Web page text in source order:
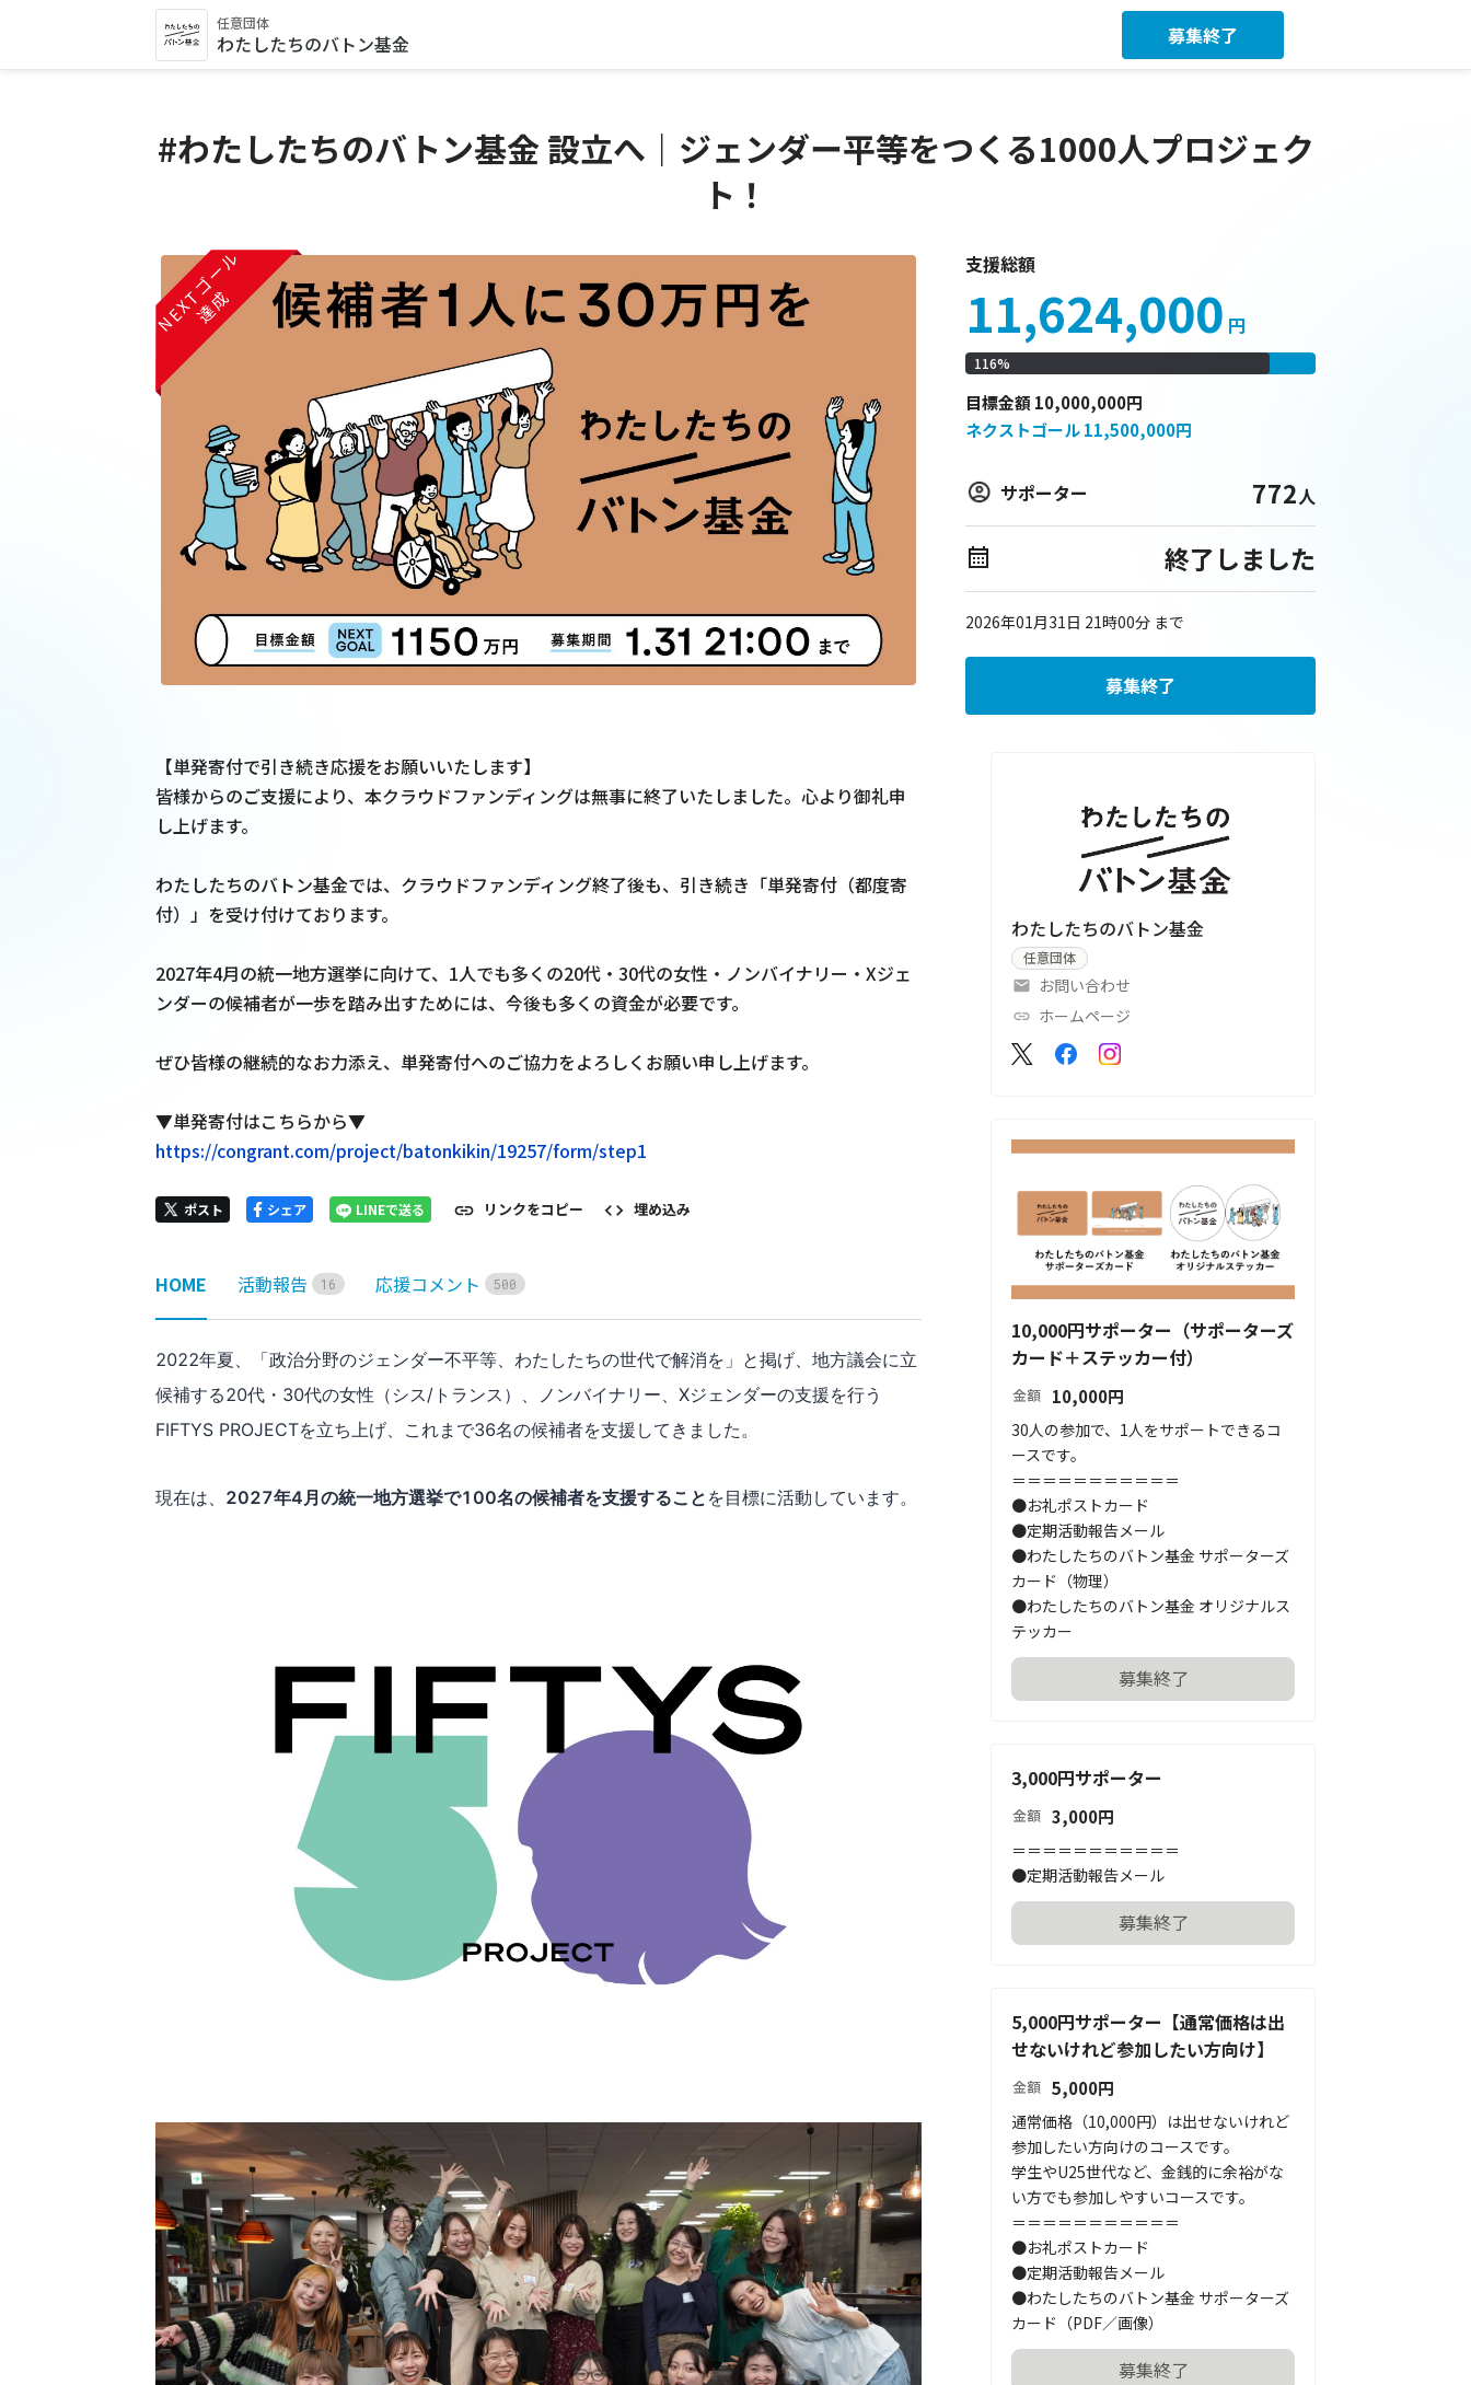
任意団体
わたしたちのバトン基金 募集終了
#わたしたちのバトン基金 設立へ｜ジェンダー平等をつくる1000人プロジェク
ト！
NEXTゴール
達成
支援総額
11,624,000 円
116%
目標金額 10,000,000円
ネクストゴール11,500,000円
サポーター 772人
終了しました
2026年01月31日 21時00分まで
募集終了
【単発寄付で引き続き応援をお願いいたします】
皆様からのご支援により、本クラウドファンディングは無事に終了いたしました。心より御礼申
し上げます。
わたしたちのバトン基金では、クラウドファンディング終了後も、引き続き「単発寄付（都度寄
付）」を受け付けております。
2027年4月の統一地方選挙に向けて、1人でも多くの20代・30代の女性・ノンバイナリー・Xジェ
ンダーの候補者が一歩を踏み出すためには、今後も多くの資金が必要です。
ぜひ皆様の継続的なお力添え、単発寄付へのご協力をよろしくお願い申し上げます。
https://congrant.com/project/batonkikin/19257/form/step1
ポスト シェア LINEで送る リンクをコピー 埋め込み
HOME 活動報告 1 6 応援コメント 500
2022年夏、「政治分野のジェンダー不平等、わたしたちの世代で解消を」と掲げ、地方議会に立
候補する20代・30代の女性（シス/トランス）、ノンバイナリー、Xジェンダーの支援を行う
FIFTYS PROJECTを立ち上げ、これまで36名の候補者を支援してきました。
現在は、 2027年4月の統一地方選挙で100名の候補者を支援すること を目標に活動しています。
わたしたちのバトン基金
任意団体
お問い合わせ
ホームページ
10,000円サポーター（サポーターズ
カード＋ステッカー付）
金額 10,000円
30人の参加で、1人をサポートできるコ
ースです。
＝＝＝＝＝＝＝＝＝＝＝
●お礼ポストカード
●定期活動報告メール
●わたしたちのバトン基金 サポーターズ
カード（物理）
●わたしたちのバトン基金 オリジナルス
テッカー
募集終了
3,000円サポーター
金額 3,000円
＝＝＝＝＝＝＝＝＝＝＝
●定期活動報告メール
募集終了
5,000円サポーター【通常価格は出
せないけれど参加したい方向け】
金額 5,000円
通常価格（10,000円）は出せないけれど
参加したい方向けのコースです。
学生やU25世代など、金銭的に余裕がな
い方でも参加しやすいコースです。
＝＝＝＝＝＝＝＝＝＝＝
●お礼ポストカード
●定期活動報告メール
●わたしたちのバトン基金 サポーターズ
カード（PDF／画像）
募集終了